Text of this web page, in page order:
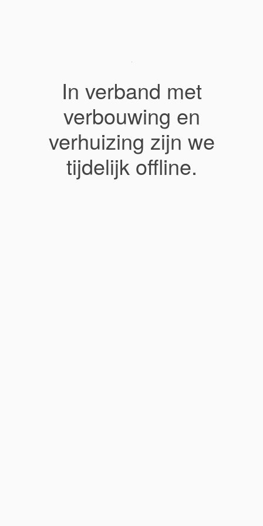
In verband met
verbouwing en
verhuizing zijn we
tijdelijk offline.